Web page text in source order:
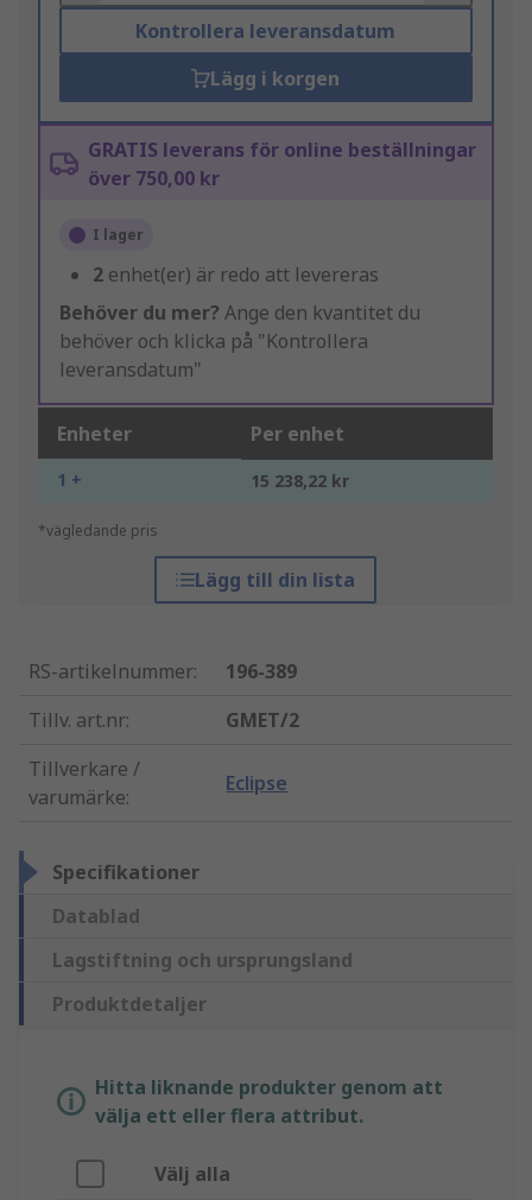
Kontrollera leveransdatum
Lägg i korgen
GRATIS leverans för online beställningar
över 750,00 kr
I lager
2 enhet(er) är redo att levereras
Behöver du mer? Ange den kvantitet du
behöver och klicka på "Kontrollera
leveransdatum"
Enheter Per enhet
1 + 15 238,22 kr
*vägledande pris
Lägg till din lista
RS-artikelnummer:
196-389
Tillv. art.nr:
GMET/2
Tillverkare /
varumärke:
Eclipse
Specifikationer
Datablad
Lagstiftning och ursprungsland
Produktdetaljer
Hitta liknande produkter genom att
välja ett eller flera attribut.
Välj alla